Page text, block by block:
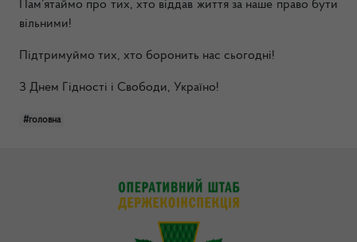
Пам’ятаймо про тих, хто віддав життя за наше право бути
вільними!
Підтримуймо тих, хто боронить нас сьогодні!
З Днем Гідності і Свободи, Україно!
#головна